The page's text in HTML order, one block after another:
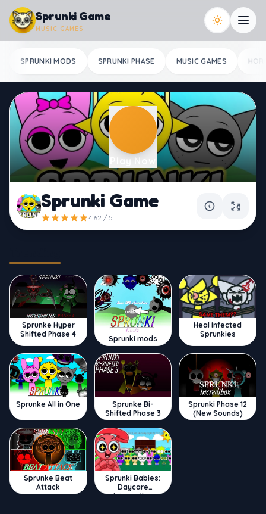
Skip to content
Sprunki Game
MUSIC GAMES
SPRUNKI MODS SPRUNKI PHASE MUSIC GAMES
Play Now
Sprunki Game
4.62 / 5
Sprunke Hyper
Shifted Phase 4
Sprunki mods
Heal Infected
Sprunkies
Sprunke All in One
Sprunke Bi-
Shifted Phase 3
Sprunki Phase 12
(New Sounds)
Sprunke Beat
Attack
Sprunki Babies:
Daycare
Interactive